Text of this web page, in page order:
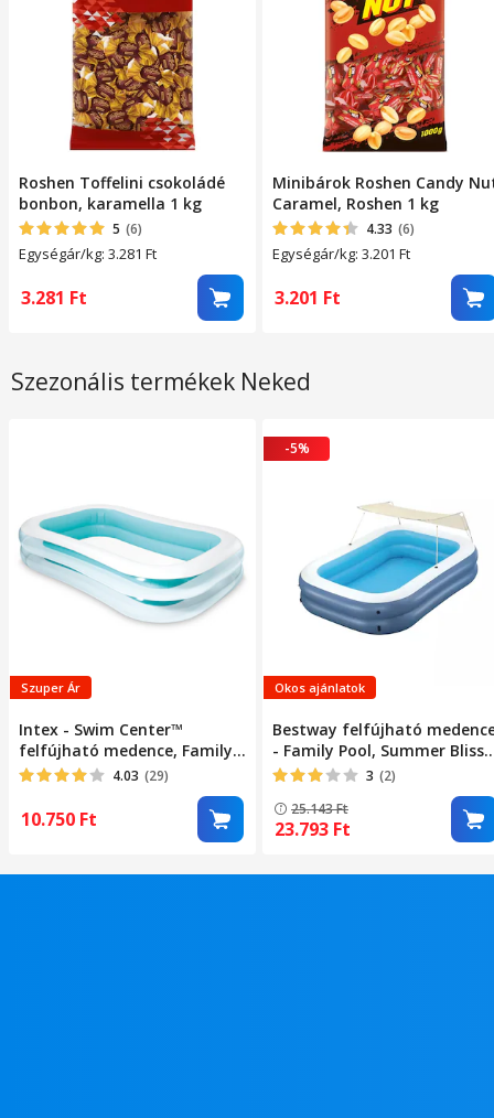
Roshen Toffelini csokoládé
bonbon, karamella 1 kg
5 (6)
Egységár/kg: 3.281 Ft
3.281 Ft
Minibárok Roshen Candy
Caramel, Roshen 1 kg
4.33 (6)
Egységár/kg: 3.201 Ft
3.201 Ft
Szezonális termékek Neked
Szuper Ár
Intex - Swim Center™
felfújható medence, Family
pool, 262 x 175 x 56 cm
4.03 (29)
10.750 Ft
-5%
Okos ajánlatok
Bestway felfújható
- Family Pool, Summer Bliss,
254 x 178 x 140 cm
3 (2)
25.143Ft
23.793 Ft